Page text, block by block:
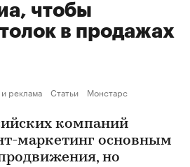
чтобы
в продажах
реклама Статьи Монстарс
компаний
маркетинг основным
но